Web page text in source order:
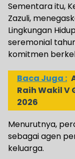
Sementara itu,
Zazuli,
Lingkungan
seremonial
komitmen
Baca Juga :
Raih Wakil V
2026
Menurutnya,
sebagai agen
keluarga.